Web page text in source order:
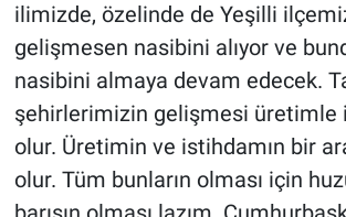
ilimizde, özelinde de Yeşilli
gelişmesen nasibini alıyor ve
nasibini almaya devam edecek.
şehirlerimizin gelişmesi üretimle
olur. Üretimin ve istihdamın bir
olur. Tüm bunların olması için